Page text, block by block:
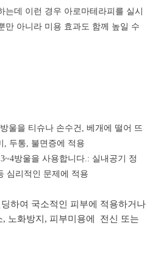
는데 이런 경우 아로마테라피를 실시
만 아니라 미용 효과도 함께 높일 수
울을 티슈나 손수건, 베개에 떨어 뜨
, 두통, 불면증에 적용
방울을 사용합니다.: 실내공기 정
심리적인 문제에 적용
하여 국소적인 피부에 적용하거나
, 노화방지, 피부미용에 전신 또는